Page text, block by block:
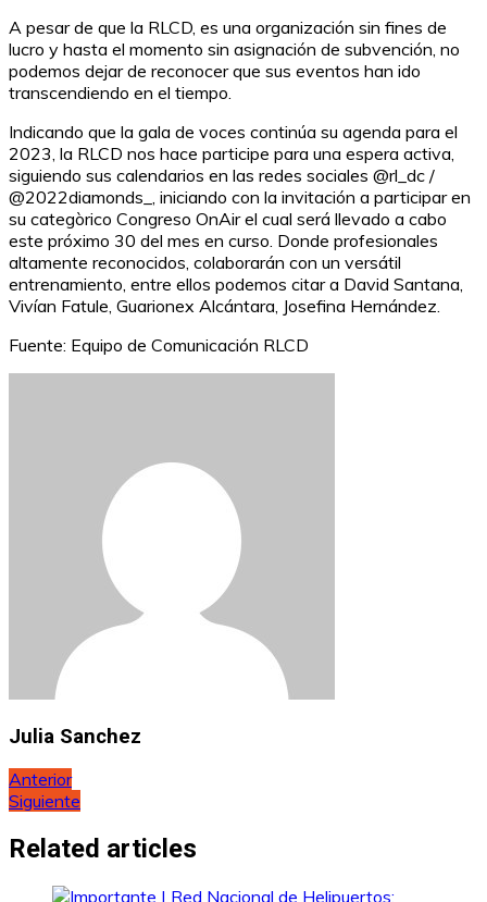
A pesar de que la RLCD, es una organización sin fines de
lucro y hasta el momento sin asignación de subvención, no
podemos dejar de reconocer que sus eventos han ido
transcendiendo en el tiempo.
Indicando que la gala de voces continúa su agenda para el
2023, la RLCD nos hace participe para una espera activa,
siguiendo sus calendarios en las redes sociales @rl_dc /
@2022diamonds_, iniciando con la invitación a participar en
su categòrico Congreso OnAir el cual será llevado a cabo
este próximo 30 del mes en curso. Donde profesionales
altamente reconocidos, colaborarán con un versátil
entrenamiento, entre ellos podemos citar a David Santana,
Vivían Fatule, Guarionex Alcántara, Josefina Hernández.
Fuente: Equipo de Comunicación RLCD
Julia Sanchez
Navegación
de
entradas
Anterior
Siguiente
Related articles